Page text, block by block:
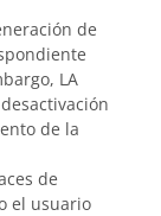
de
LA
de la
de
el usuario